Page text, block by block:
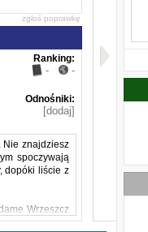
zgłoś poprawkę
Ranking:
- -
Odnośniki:
[dodaj]
Nie znajdziesz
spoczywają
dopóki liście z
Wrzeszcz
perfum